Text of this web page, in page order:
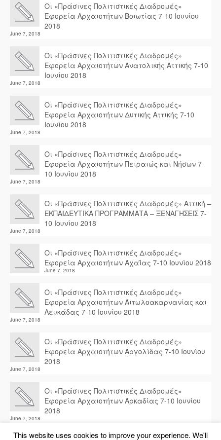
Οι «Πράσινες Πολιτιστικές Διαδρομές»
Εφορεία Αρχαιοτήτων Βοιωτίας 7-10 Ιουνίου
2018
June 7, 2018
Οι «Πράσινες Πολιτιστικές Διαδρομές»
Εφορεία Αρχαιοτήτων Ανατολικής Αττικής 7-10
Ιουνίου 2018
June 7, 2018
Οι «Πράσινες Πολιτιστικές Διαδρομές»
Εφορεία Αρχαιοτήτων Δυτικής Αττικής 7-10
Ιουνίου 2018
June 7, 2018
Οι «Πράσινες Πολιτιστικές Διαδρομές»
Εφορεία Αρχαιοτήτων Πειραιώς και Νήσων 7-
10 Ιουνίου 2018
June 7, 2018
Οι «Πράσινες Πολιτιστικές Διαδρομές» Αττική –
ΕΚΠΑΙΔΕΥΤΙΚΑ ΠΡΟΓΡΑΜΜΑΤΑ – ΞΕΝΑΓΗΣΕΙΣ 7-
10 Ιουνίου 2018
June 7, 2018
Οι «Πράσινες Πολιτιστικές Διαδρομές»
Εφορεία Αρχαιοτήτων Αχαΐας 7-10 Ιουνίου 2018
June 7, 2018
Οι «Πράσινες Πολιτιστικές Διαδρομές»
Εφορεία Αρχαιοτήτων Αιτωλοακαρνανίας και
Λευκάδας 7-10 Ιουνίου 2018
June 7, 2018
Οι «Πράσινες Πολιτιστικές Διαδρομές»
Εφορεία Αρχαιοτήτων Αργολίδας 7-10 Ιουνίου
2018
June 7, 2018
Οι «Πράσινες Πολιτιστικές Διαδρομές»
Εφορεία Αρχαιοτήτων Αρκαδίας 7-10 Ιουνίου
2018
June 7, 2018
This website uses cookies to improve your experience. We'll